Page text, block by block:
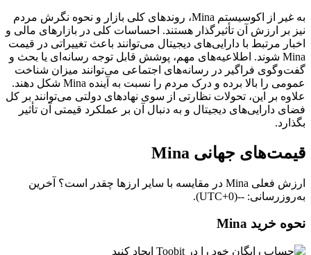
به غیر از اکوسیستم Mina، روندهای کلی بازار و نحوه نگرش مردم
نیز بر ارزش آن تأثیرگذار هستند. احساسات کلی در بازارهای مالی و
اخبار مرتبط با دارایی‌های دیجیتال می‌توانند باعث تغییراتی در قیمت
Mina شوند. اطلاعیه‌های مهم، پوشش قابل توجه رسانه‌ای یا بحث و
گفت‌وگوی فراگیر در رسانه‌های اجتماعی می‌توانند میزان شناخت
عمومی را بالا برده و درک مردم را نسبت به آینده Mina شکل دهند.
علاوه بر این، تحولات نظارتی از سوی نهادهای دولتی می‌توانند بر کل
فضای دارایی‌های دیجیتال و به‌ دنبال آن بر عملکرد قیمتی آن تأثیر
بگذارد.
قیمت‌های جهانی Mina
ارزش فعلی Mina در مقایسه با سایر ارزها چقدر است؟ آخرین
به‌روزرسانی: --(UTC+0).
نحوه خرید Mina